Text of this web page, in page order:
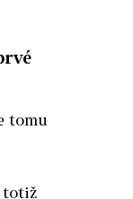
tomu
totiž